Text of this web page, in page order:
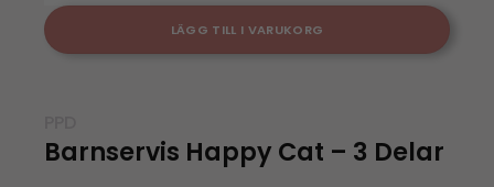
LÄGG TILL I VARUKORG
Barnservis Happy Cat – 3 Delar